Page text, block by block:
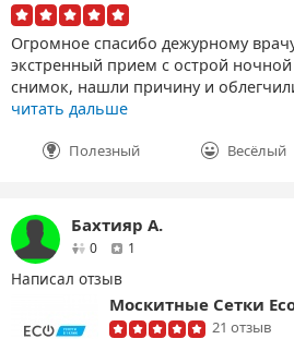
Огромное спасибо дежурному
экстренный прием с острой
снимок, нашли причину и
читать дальше
Полезный Весёлый
Бахтияр А.
0друзей1
Написал отзыв
Москитные Сетки
21 отзыв